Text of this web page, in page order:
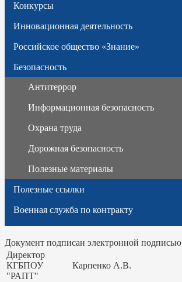
Конкурсы
Инновационная деятельность
Российское общество «Знание»
Безопасность
Антитеррор
Информационная безопасность
Охрана труда
Дорожная безопасность
Полезные материалы
Полезные ссылки
Военная служба по контракту
Документ подписан электронной подписью
Директор
КГБПОУ
"РАПТ"
Карпенко А.В.